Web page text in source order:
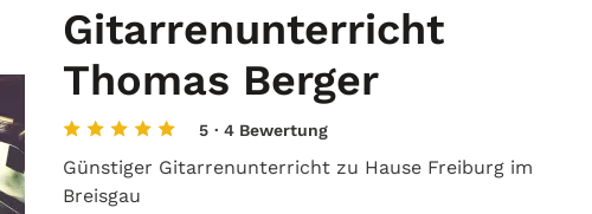
Gitarrenunterricht
Thomas Berger
5 · 4 Bewertung
Günstiger Gitarrenunterricht zu Hause Freiburg im
Breisgau